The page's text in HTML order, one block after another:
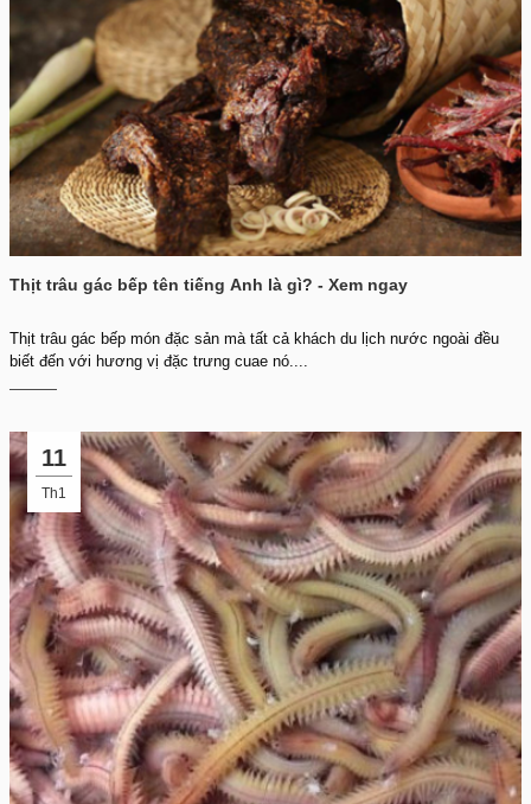
Thịt trâu gác bếp tên tiếng Anh là gì? - Xem ngay
Thịt trâu gác bếp món đặc sản mà tất cả khách du lịch nước ngoài đều
biết đến với hương vị đặc trưng cuae nó....
11
Th1